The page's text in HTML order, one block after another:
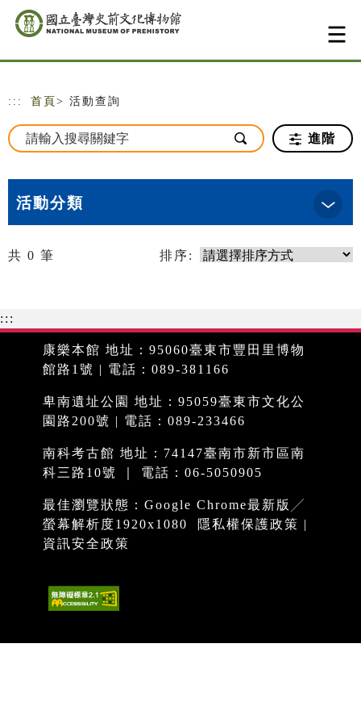
跳到主要內容
網站導覽
::: 首頁 > 活動查詢
進階
活動分類
共 0 筆 排序:
:::
康樂本館 地址：95060臺東市豐田里博物
館路1號 | 電話：089-381166
卑南遺址公園 地址：95059臺東市文化公
園路200號 | 電話：089-233466
南科考古館 地址：74147臺南市新市區南
科三路10號 ｜ 電話：06-5050905
最佳瀏覽狀態：Google Chrome最新版╱
螢幕解析度1920x1080
隱私權保護政策 |
資訊安全政策